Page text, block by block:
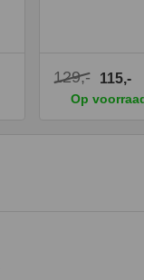
129,- 115,-
Op